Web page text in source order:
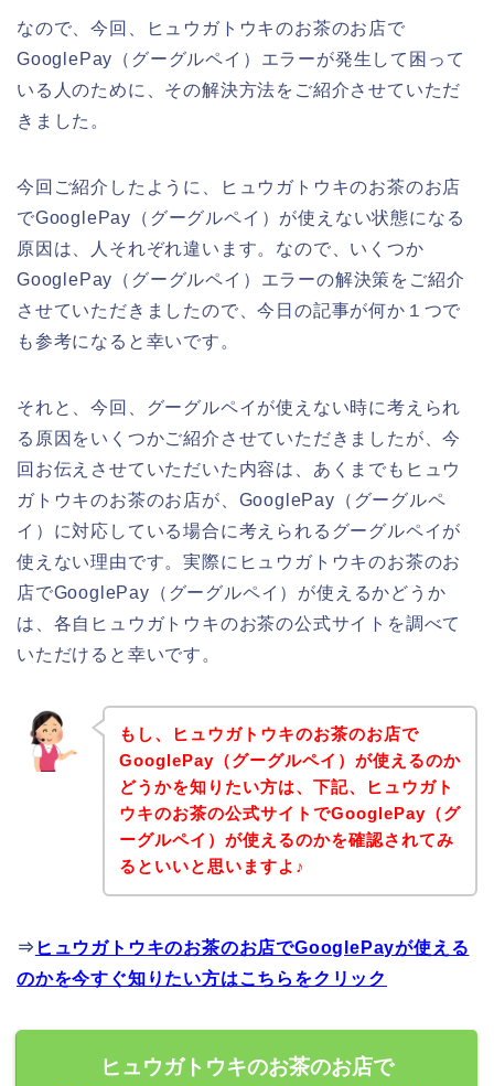
なので、今回、ヒュウガトウキのお茶のお店で
GooglePay（グーグルペイ）エラーが発生して困って
いる人のために、その解決方法をご紹介させていただ
きました。
今回ご紹介したように、ヒュウガトウキのお茶のお店
でGooglePay（グーグルペイ）が使えない状態になる
原因は、人それぞれ違います。なので、いくつか
GooglePay（グーグルペイ）エラーの解決策をご紹介
させていただきましたので、今日の記事が何か１つで
も参考になると幸いです。
それと、今回、グーグルペイが使えない時に考えられ
る原因をいくつかご紹介させていただきましたが、今
回お伝えさせていただいた内容は、あくまでもヒュウ
ガトウキのお茶のお店が、GooglePay（グーグルペ
イ）に対応している場合に考えられるグーグルペイが
使えない理由です。実際にヒュウガトウキのお茶のお
店でGooglePay（グーグルペイ）が使えるかどうか
は、各自ヒュウガトウキのお茶の公式サイトを調べて
いただけると幸いです。
もし、ヒュウガトウキのお茶のお店で
GooglePay（グーグルペイ）が使えるのか
どうかを知りたい方は、下記、ヒュウガト
ウキのお茶の公式サイトでGooglePay（グ
ーグルペイ）が使えるのかを確認されてみ
るといいと思いますよ♪
⇒ ヒュウガトウキのお茶のお店でGooglePayが使える
のかを今すぐ知りたい方はこちらをクリック
ヒュウガトウキのお茶のお店で